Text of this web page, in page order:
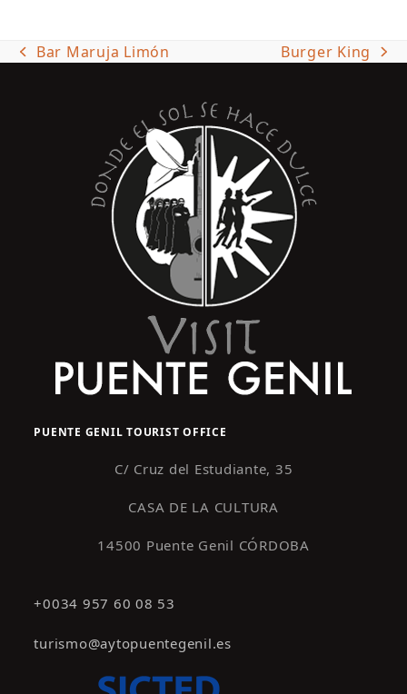
previous
Bar Maruja Limón
next
Burger King
PUENTE GENIL TOURIST OFFICE
C/ Cruz del Estudiante, 35
CASA DE LA CULTURA
14500 Puente Genil CÓRDOBA
+0034 957 60 08 53
turismo@aytopuentegenil.es